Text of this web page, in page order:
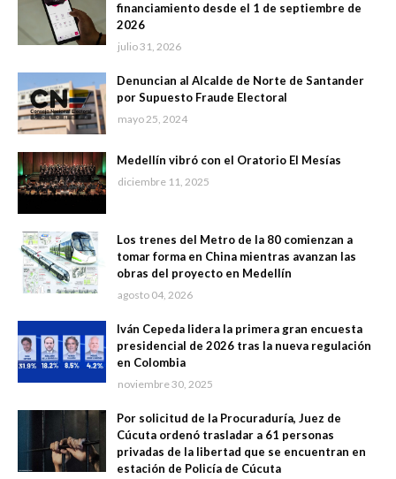
financiamiento desde el 1 de septiembre de
2026
julio 31, 2026
Denuncian al Alcalde de Norte de Santander
por Supuesto Fraude Electoral
mayo 25, 2024
Medellín vibró con el Oratorio El Mesías
diciembre 11, 2025
Los trenes del Metro de la 80 comienzan a
tomar forma en China mientras avanzan las
obras del proyecto en Medellín
agosto 04, 2026
Iván Cepeda lidera la primera gran encuesta
presidencial de 2026 tras la nueva regulación
en Colombia
noviembre 30, 2025
Por solicitud de la Procuraduría, Juez de
Cúcuta ordenó trasladar a 61 personas
privadas de la libertad que se encuentran en
estación de Policía de Cúcuta